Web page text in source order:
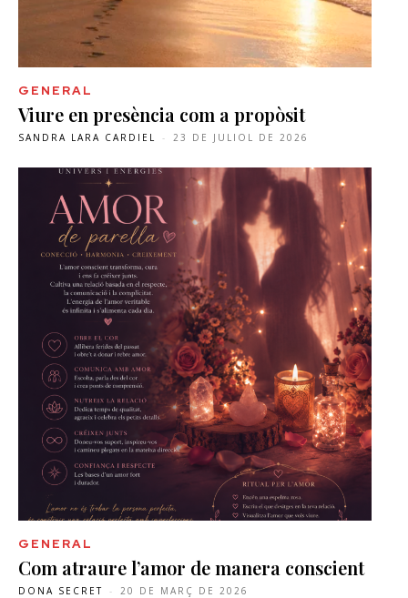
GENERAL
Viure en presència com a propòsit
SANDRA LARA CARDIEL - 23 DE JULIOL DE 2026
GENERAL
Com atraure l’amor de manera conscient
DONA SECRET - 20 DE MARÇ DE 2026